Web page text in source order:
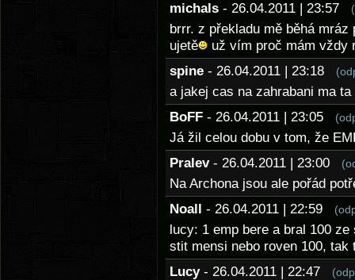
michals - 26.04.2011 | 23:57
brrr. z překladu mě běhá
ujetě
už vím proč mám vždy
spine - 26.04.2011 | 23:18
a jakej cas na zahrabani ma
BoFF - 26.04.2011 | 23:05
Já žil celou dobu v tom, že
Pralev - 26.04.2011 | 23:00
Na Archona jsou ale pořád
Noall - 26.04.2011 | 22:59
lucy: 1 emp bere a bral 100
stit mensi nebo roven 100,
Lucy - 26.04.2011 | 22:47